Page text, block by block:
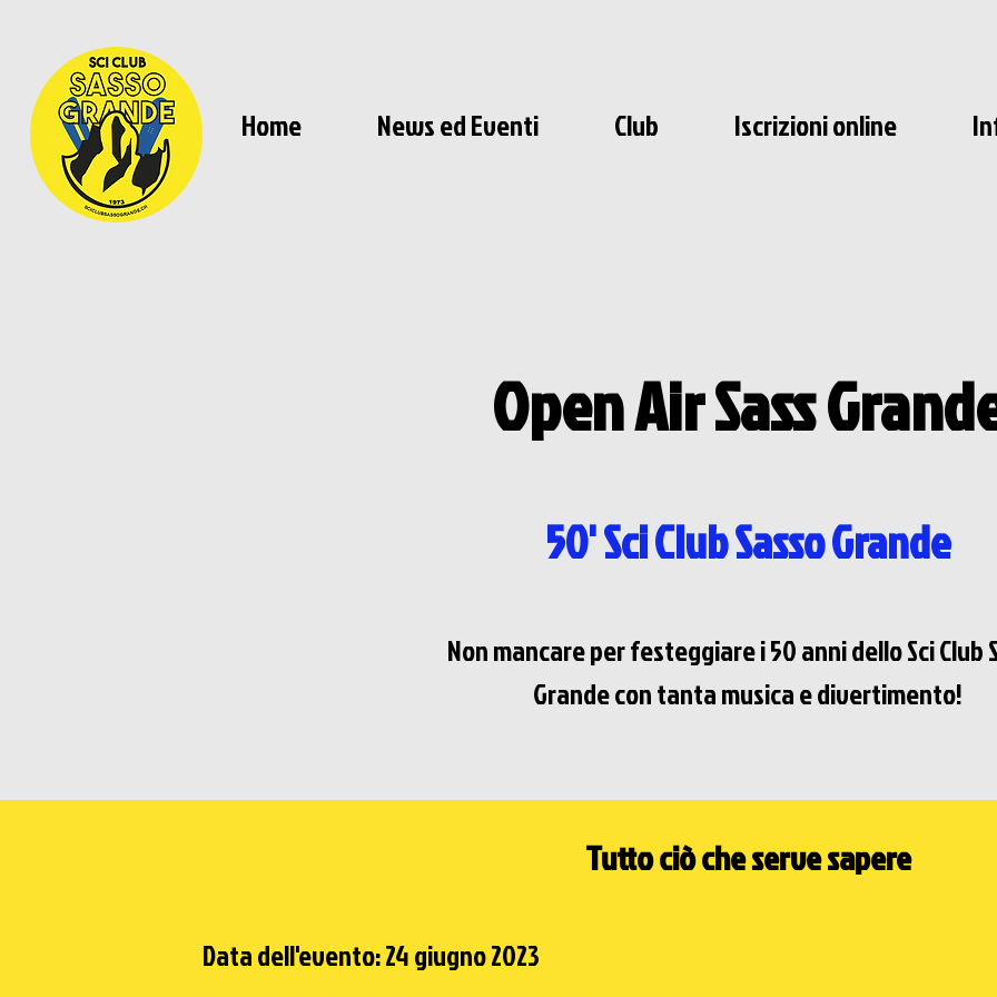
Home News ed Eventi Club Iscrizioni online
Open Air Sass
50' Sci Club Sasso Grande
Non mancare per festeggiare i 50 anni dello Sci Club
Grande con tanta musica e divertimento!
Tutto ciò che serve sapere
Data dell'evento: 24 giugno 2023